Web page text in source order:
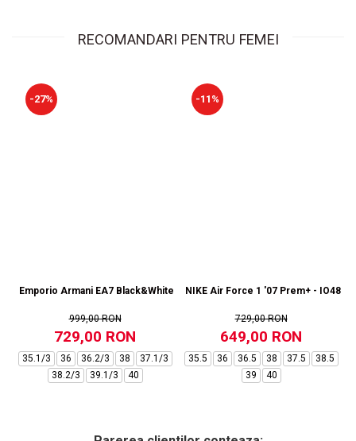
RECOMANDARI PENTRU FEMEI
-27%
Emporio Armani EA7 Black&White Vintage NY - AF18609-7X000541-
999,00 RON
729,00 RON
35.1/3 36 36.2/3 38
37.1/3
38.2/3
39.1/3 40
-11%
NIKE Air Force 1 '07 Prem+ -
729,00 RON
649,00 RON
35.5 36 36.5 38 37.5
38.5
39
40